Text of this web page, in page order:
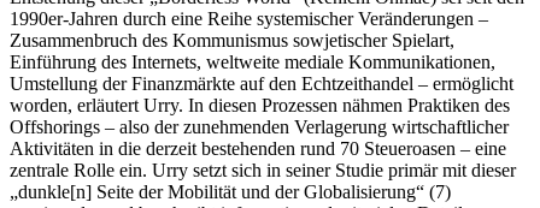
1990er‑Jahren durch eine Reihe systemischer Veränderungen –
Zusammenbruch des Kommunismus sowjetischer Spielart,
Einführung des Internets, weltweite mediale Kommunikationen,
Umstellung der Finanzmärkte auf den Echtzeithandel – ermöglicht
worden, erläutert Urry. In diesen Prozessen nähmen Praktiken des
Offshorings – also der zunehmenden Verlagerung wirtschaftlicher
Aktivitäten in die derzeit bestehenden rund 70 Steueroasen – eine
zentrale Rolle ein. Urry setzt sich in seiner Studie primär mit dieser
„dunkle[n] Seite der Mobilität und der Globalisierung“ (7)